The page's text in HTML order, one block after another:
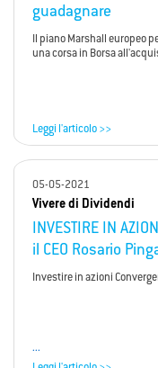
guadagnare
Il piano Marshall europeo
una corsa in Borsa
Leggi l'articolo >>
05-05-2021
Vivere di Dividendi
INVESTIRE IN
il CEO Rosario
Investire in azioni
...